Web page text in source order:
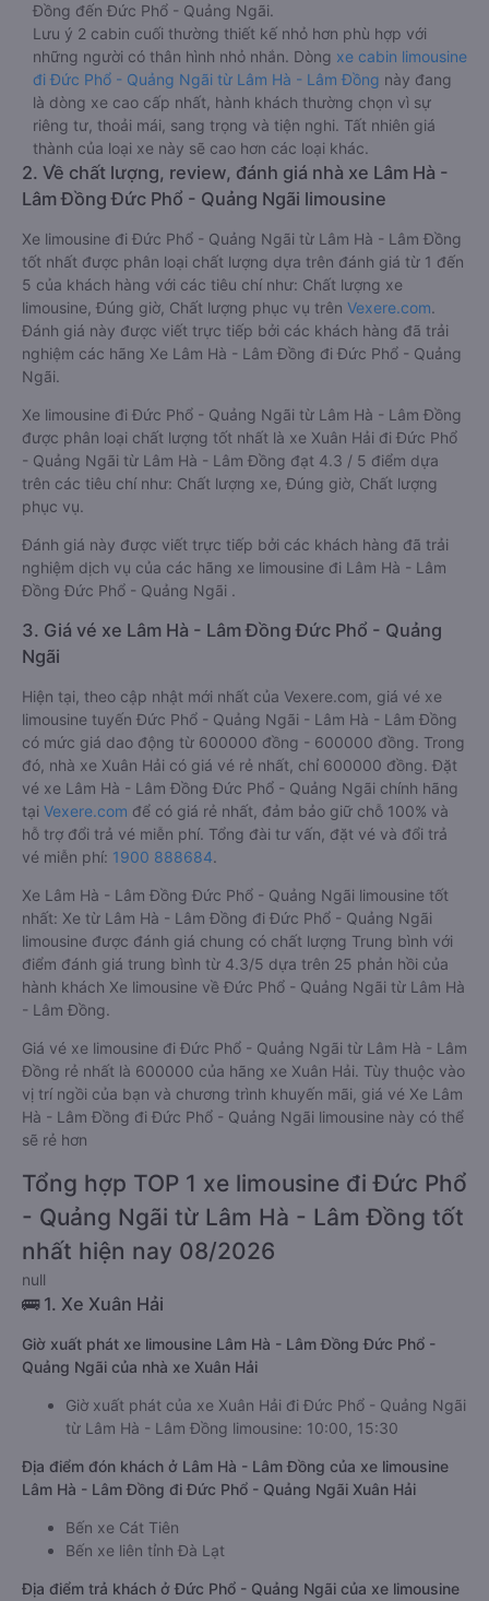
Đồng đến Đức Phổ - Quảng Ngãi.
Lưu ý 2 cabin cuối thường thiết kế nhỏ hơn phù hợp với
những người có thân hình nhỏ nhắn. Dòng xe cabin limousine
đi Đức Phổ - Quảng Ngãi từ Lâm Hà - Lâm Đồng này đang
là dòng xe cao cấp nhất, hành khách thường chọn vì sự
riêng tư, thoải mái, sang trọng và tiện nghi. Tất nhiên giá
thành của loại xe này sẽ cao hơn các loại khác.
2. Về chất lượng, review, đánh giá nhà xe Lâm Hà -
Lâm Đồng Đức Phổ - Quảng Ngãi limousine
Xe limousine đi Đức Phổ - Quảng Ngãi từ Lâm Hà - Lâm Đồng
tốt nhất được phân loại chất lượng dựa trên đánh giá từ 1 đến
5 của khách hàng với các tiêu chí như: Chất lượng xe
limousine, Đúng giờ, Chất lượng phục vụ trên Vexere.com.
Đánh giá này được viết trực tiếp bởi các khách hàng đã trải
nghiệm các hãng Xe Lâm Hà - Lâm Đồng đi Đức Phổ - Quảng
Ngãi.
Xe limousine đi Đức Phổ - Quảng Ngãi từ Lâm Hà - Lâm Đồng
được phân loại chất lượng tốt nhất là xe Xuân Hải đi Đức Phổ
- Quảng Ngãi từ Lâm Hà - Lâm Đồng đạt 4.3 / 5 điểm dựa
trên các tiêu chí như: Chất lượng xe, Đúng giờ, Chất lượng
phục vụ.
Đánh giá này được viết trực tiếp bởi các khách hàng đã trải
nghiệm dịch vụ của các hãng xe limousine đi Lâm Hà - Lâm
Đồng Đức Phổ - Quảng Ngãi .
3. Giá vé xe Lâm Hà - Lâm Đồng Đức Phổ - Quảng
Ngãi
Hiện tại, theo cập nhật mới nhất của Vexere.com, giá vé xe
limousine tuyến Đức Phổ - Quảng Ngãi - Lâm Hà - Lâm Đồng
có mức giá dao động từ 600000 đồng - 600000 đồng. Trong
đó, nhà xe Xuân Hải có giá vé rẻ nhất, chỉ 600000 đồng. Đặt
vé xe Lâm Hà - Lâm Đồng Đức Phổ - Quảng Ngãi chính hãng
tại Vexere.com để có giá rẻ nhất, đảm bảo giữ chỗ 100% và
hỗ trợ đổi trả vé miễn phí. Tổng đài tư vấn, đặt vé và đổi trả
vé miễn phí: 1900 888684.
Xe Lâm Hà - Lâm Đồng Đức Phổ - Quảng Ngãi limousine tốt
nhất: Xe từ Lâm Hà - Lâm Đồng đi Đức Phổ - Quảng Ngãi
limousine được đánh giá chung có chất lượng Trung bình với
điểm đánh giá trung bình từ 4.3/5 dựa trên 25 phản hồi của
hành khách Xe limousine về Đức Phổ - Quảng Ngãi từ Lâm Hà
- Lâm Đồng.
Giá vé xe limousine đi Đức Phổ - Quảng Ngãi từ Lâm Hà - Lâm
Đồng rẻ nhất là 600000 của hãng xe Xuân Hải. Tùy thuộc vào
vị trí ngồi của bạn và chương trình khuyến mãi, giá vé Xe Lâm
Hà - Lâm Đồng đi Đức Phổ - Quảng Ngãi limousine này có thể
sẽ rẻ hơn
Tổng hợp TOP 1 xe limousine đi Đức Phổ
- Quảng Ngãi từ Lâm Hà - Lâm Đồng tốt
nhất hiện nay 08/2026
null
🚌 1. Xe Xuân Hải
Giờ xuất phát xe limousine Lâm Hà - Lâm Đồng Đức Phổ -
Quảng Ngãi của nhà xe Xuân Hải
Giờ xuất phát của xe Xuân Hải đi Đức Phổ - Quảng Ngãi
từ Lâm Hà - Lâm Đồng limousine: 10:00, 15:30
Địa điểm đón khách ở Lâm Hà - Lâm Đồng của xe limousine
Lâm Hà - Lâm Đồng đi Đức Phổ - Quảng Ngãi Xuân Hải
Bến xe Cát Tiên
Bến xe liên tỉnh Đà Lạt
Địa điểm trả khách ở Đức Phổ - Quảng Ngãi của xe limousine